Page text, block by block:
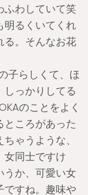
ふわしていて笑
明るくいてくれ
る。そんなお花
子らしくて、ほ
っかりしてる
のことをよく
ころがあった
ゃうような、
女同士ですけ
うか、可愛い女
ですね。趣味や